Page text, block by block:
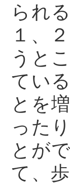
られ
１、
うと
てい
とを
った
とが
て、